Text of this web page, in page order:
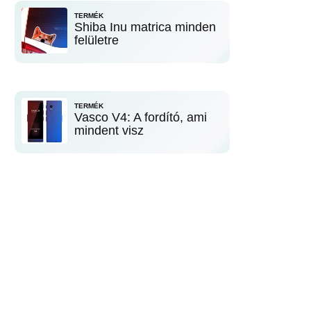
TERMÉK
Shiba Inu matrica minden
felületre
TERMÉK
Vasco V4: A fordító, ami
mindent visz